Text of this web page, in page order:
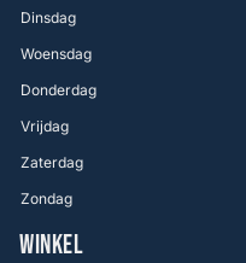
Dinsdag
Woensdag
Donderdag
Vrijdag
Zaterdag
Zondag
WINKEL